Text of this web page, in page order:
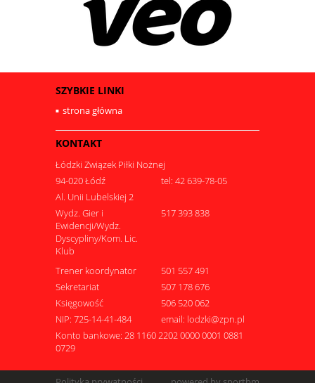
SZYBKIE LINKI
strona główna
KONTAKT
Łódzki Związek Piłki Nożnej
94-020 Łódź
tel: 42 639-78-05
Al. Unii Lubelskiej 2
Wydz. Gier i
Ewidencji/Wydz.
Dyscypliny/Kom. Lic.
Klub
517 393 838
Trener koordynator
501 557 491
Sekretariat
507 178 676
Księgowość
506 520 062
NIP: 725-14-41-484
email: lodzki@zpn.pl
Konto bankowe: 28 1160 2202 0000 0001 0881
0729